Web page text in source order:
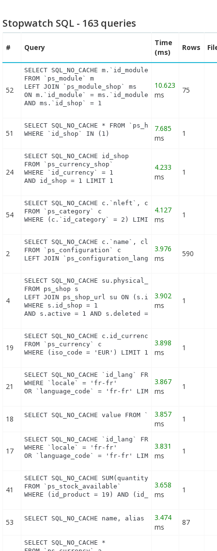
Stopwatch SQL - 163 queries
# Query
Time
(ms)
Rows
52
SELECT SQL_NO_CACHE m.`id_module`, m.`name`,
FROM `ps_module` m
LEFT JOIN `ps_module_shop` ms
ON m.`id_module` = ms.`id_module`
AND ms.`id_shop` = 1
10.623
ms
75
51
SELECT SQL_NO_CACHE * FROM
WHERE `id_shop` IN (1)
7.685
ms
1
24
SELECT SQL_NO_CACHE id_shop
FROM `ps_currency_shop`
WHERE `id_currency` = 1
AND id_shop = 1 LIMIT 1
4.233
ms
1
54
SELECT SQL_NO_CACHE c.`nleft`, c.`nright`,
FROM `ps_category` c
WHERE (c.`id_category` = 2) LIMIT 1
4.127
ms
1
2
SELECT SQL_NO_CACHE c.`name`, cl.`id_lang`,
FROM `ps_configuration` c
LEFT JOIN `ps_configuration_lang` cl ON
3.976
ms
590
4
SELECT SQL_NO_CACHE su.physical_uri,
FROM ps_shop s
LEFT JOIN ps_shop_url su ON (s.id_shop =
WHERE s.id_shop = 1
AND s.active = 1 AND s.deleted = 0 AND su.main =
3.902
ms
1
19
SELECT SQL_NO_CACHE c.id_currency
FROM `ps_currency` c
WHERE (iso_code = 'EUR') LIMIT 1
3.898
ms
1
21
SELECT SQL_NO_CACHE `id_lang` FROM `ps_lang`
WHERE `locale` = 'fr-fr'
OR `language_code` = 'fr-fr' LIMIT 1
3.867
ms
1
18 SELECT SQL_NO_CACHE value FROM `ps_configuration`
3.857
ms
1
17
SELECT SQL_NO_CACHE `id_lang` FROM `ps_lang`
WHERE `locale` = 'fr-fr'
OR `language_code` = 'fr-fr' LIMIT 1
3.831
ms
1
41
SELECT SQL_NO_CACHE SUM(quantity)
FROM `ps_stock_available`
WHERE (id_product = 19) AND
3.658
ms
1
53 SELECT SQL_NO_CACHE name, alias FROM
3.474
ms
87
SELECT SQL_NO_CACHE *